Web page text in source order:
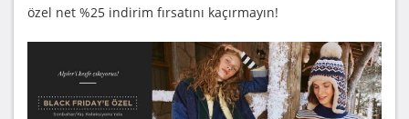
özel net %25 indirim fırsatını kaçırmayın!